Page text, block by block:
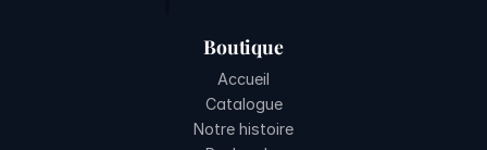
Boutique
Accueil
Catalogue
Notre histoire